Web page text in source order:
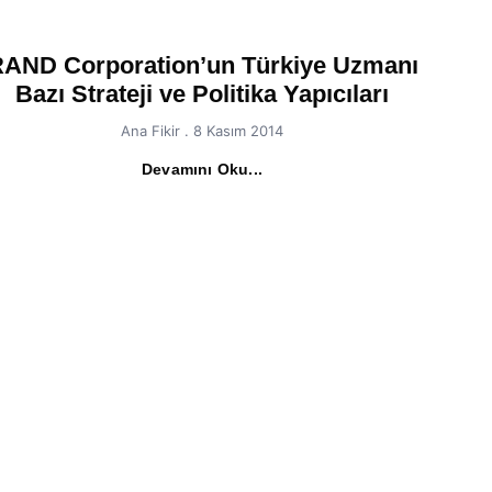
Corporation’un Türkiye Uzmanı
Bazı Strateji ve Politika Yapıcıları
Ana Fikir 8 Kasım 2014
Devamını Oku...